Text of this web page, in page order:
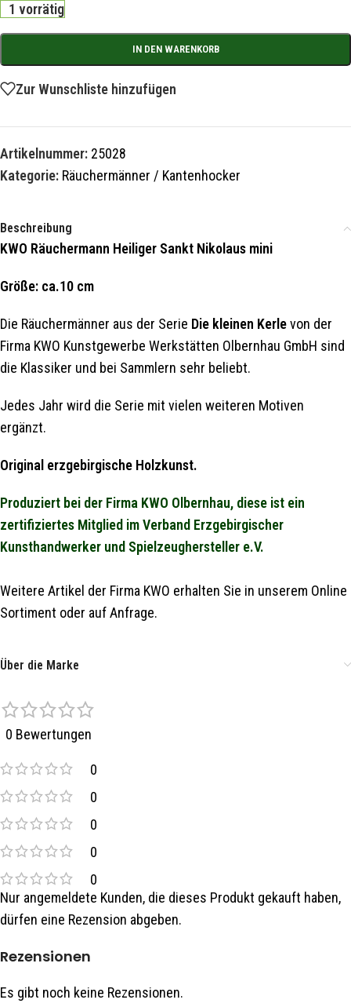
1 vorrätig
IN DEN WARENKORB
Zur Wunschliste hinzufügen
Artikelnummer: 25028
Kategorie: Räuchermänner / Kantenhocker
Beschreibung
KWO Räuchermann Heiliger Sankt Nikolaus mini
Größe: ca.10 cm
Die Räuchermänner aus der Serie Die kleinen Kerlevon der
Firma KWO Kunstgewerbe Werkstätten Olbernhau GmbH sind
die Klassiker und bei Sammlern sehr beliebt.
Jedes Jahr wird die Serie mit vielen weiteren Motiven
ergänzt.
Original erzgebirgische Holzkunst.
Produziert bei der Firma KWO Olbernhau, diese ist ein
zertifiziertes Mitglied im Verband Erzgebirgischer
Kunsthandwerker und Spielzeughersteller e.V.
Weitere Artikel der Firma KWO erhalten Sie in unserem Online
Sortiment oder auf Anfrage.
Über die Marke
0 Bewertungen
0
0
0
0
0
Rezensionen
Es gibt noch keine Rezensionen.
Nur angemeldete Kunden, die dieses Produkt gekauft haben,
dürfen eine Rezension abgeben.